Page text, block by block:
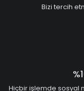
Bizi tercih
Hiçbir işlemde sosyal